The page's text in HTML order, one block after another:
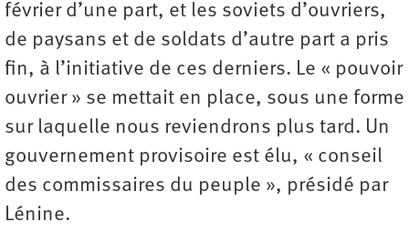
février d’une part, et les soviets d’ouvriers,
de paysans et de soldats d’autre part a pris
fin, à l’initiative de ces derniers. Le « pouvoir
ouvrier » se mettait en place, sous une forme
sur laquelle nous reviendrons plus tard. Un
gouvernement provisoire est élu, « conseil
des commissaires du peuple », présidé par
Lénine.